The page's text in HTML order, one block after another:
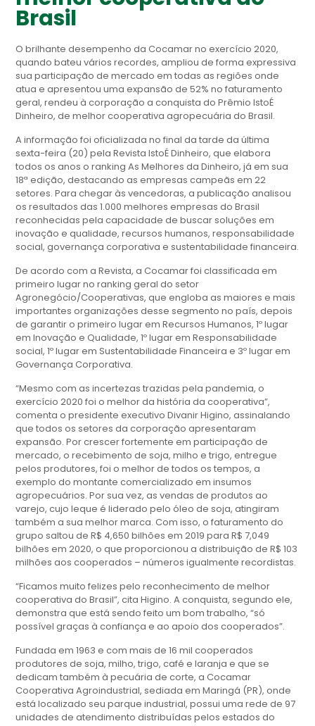
Brasil
O brilhante desempenho da Cocamar no exercício 2020,
quando bateu vários recordes, ampliou de forma expressiva
sua participação de mercado em todas as regiões onde
atua e apresentou uma expansão de 52% no faturamento
geral, rendeu à corporação a conquista do Prêmio IstoÉ
Dinheiro, de melhor cooperativa agropecuária do Brasil.
A informação foi oficializada no final da tarde da última
sexta-feira (20) pela Revista IstoÉ Dinheiro, que elabora
todos os anos o ranking As Melhores da Dinheiro, já em sua
18ª edição, destacando as empresas campeãs em 22
setores. Para chegar às vencedoras, a publicação analisou
os resultados das 1.000 melhores empresas do Brasil
reconhecidas pela capacidade de buscar soluções em
inovação e qualidade, recursos humanos, responsabilidade
social, governança corporativa e sustentabilidade financeira.
De acordo com a Revista, a Cocamar foi classificada em
primeiro lugar no ranking geral do setor
Agronegócio/Cooperativas, que engloba as maiores e mais
importantes organizações desse segmento no país, depois
de garantir o primeiro lugar em Recursos Humanos, 1º lugar
em Inovação e Qualidade, 1º lugar em Responsabilidade
social, 1º lugar em Sustentabilidade Financeira e 3º lugar em
Governança Corporativa.
“Mesmo com as incertezas trazidas pela pandemia, o
exercício 2020 foi o melhor da história da cooperativa”,
comenta o presidente executivo Divanir Higino, assinalando
que todos os setores da corporação apresentaram
expansão. Por crescer fortemente em participação de
mercado, o recebimento de soja, milho e trigo, entregue
pelos produtores, foi o melhor de todos os tempos, a
exemplo do montante comercializado em insumos
agropecuários. Por sua vez, as vendas de produtos ao
varejo, cujo leque é liderado pelo óleo de soja, atingiram
também a sua melhor marca. Com isso, o faturamento do
grupo saltou de R$ 4,650 bilhões em 2019 para R$ 7,049
bilhões em 2020, o que proporcionou a distribuição de R$ 103
milhões aos cooperados – números igualmente recordistas.
“Ficamos muito felizes pelo reconhecimento de melhor
cooperativa do Brasil”, cita Higino. A conquista, segundo ele,
demonstra que está sendo feito um bom trabalho, “só
possível graças à confiança e ao apoio dos cooperados”.
Fundada em 1963 e com mais de 16 mil cooperados
produtores de soja, milho, trigo, café e laranja e que se
dedicam também à pecuária de corte, a Cocamar
Cooperativa Agroindustrial, sediada em Maringá (PR), onde
está localizado seu parque industrial, possui uma rede de 97
unidades de atendimento distribuídas pelos estados do